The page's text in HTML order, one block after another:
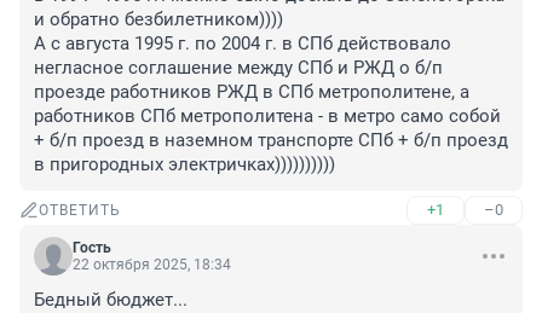
и обратно безбилетником))))
А с августа 1995 г. по 2004 г. в СПб действовало
негласное соглашение между СПб и РЖД о б/п
проезде работников РЖД в СПб метрополитене, а
работников СПб метрополитена - в метро само собой
+ б/п проезд в наземном транспорте СПб + б/п проезд
в пригородных электричках))))))))))
ОТВЕТИТЬ +1 –0
Гость
22 октября 2025, 18:34
Бедный бюджет...